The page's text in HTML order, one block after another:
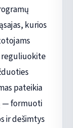
kurios
reguliuokite
pateikia
— formuoti
ir dešimtys